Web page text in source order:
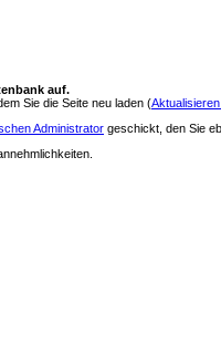
auf.
Sie die Seite neu laden (
Administrator geschickt, den Sie